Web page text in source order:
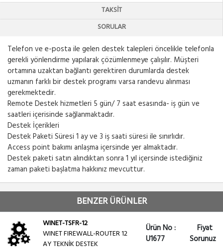
TAKSIT
SORULAR
Telefon ve e-posta ile gelen destek talepleri öncelikle telefonla
gerekli yönlendirme yapılarak çözümlenmeye çalışılır. Müşteri
ortamına uzaktan bağlantı gerektiren durumlarda destek
uzmanın farklı bir destek programı varsa randevu alınması
gerekmektedir.
Remote Destek hizmetleri 5 gün/ 7 saat esasında- iş gün ve
saatleri içerisinde sağlanmaktadır.
Destek İçerikleri
Destek Paketi Süresi 1 ay ve 3 iş saati süresi ile sınırlıdır.
Access point bakımı anlaşma içersinde yer almaktadır.
Destek paketi satın alındıktan sonra 1 yıl içersinde istediğiniz
zaman paketi başlatma hakkınız mevcuttur.
BENZER ÜRÜNLER
WINET-TSFR-12
WINET FIREWALL-ROUTER 12
AY TEKNİK DESTEK
Ürün No :
U1677
Fiyat
Sorunuz